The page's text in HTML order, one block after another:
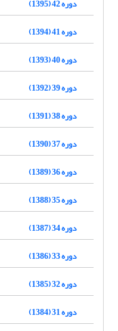
دوره 42 (1395)
دوره 41 (1394)
دوره 40 (1393)
دوره 39 (1392)
دوره 38 (1391)
دوره 37 (1390)
دوره 36 (1389)
دوره 35 (1388)
دوره 34 (1387)
دوره 33 (1386)
دوره 32 (1385)
دوره 31 (1384)